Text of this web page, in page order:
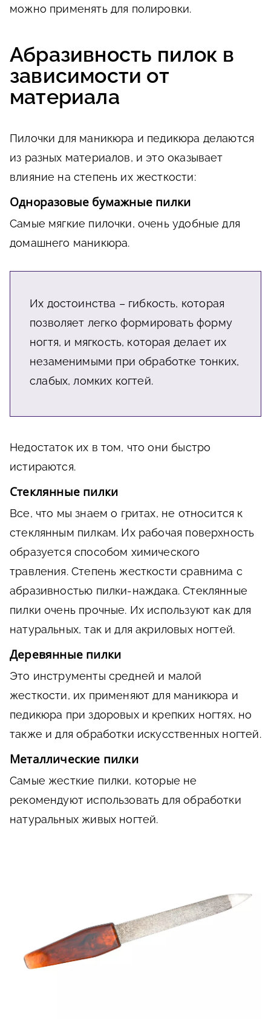
можно применять для полировки.
Абразивность пилок в
зависимости от
материала
Пилочки для маникюра и педикюра делаются
из разных материалов, и это оказывает
влияние на степень их жесткости:
Одноразовые бумажные пилки
Самые мягкие пилочки, очень удобные для
домашнего маникюра.
Их достоинства – гибкость, которая
позволяет легко формировать форму
ногтя, и мягкость, которая делает их
незаменимыми при обработке тонких,
слабых, ломких когтей.
Недостаток их в том, что они быстро
истираются.
Стеклянные пилки
Все, что мы знаем о гритах, не относится к
стеклянным пилкам. Их рабочая поверхность
образуется способом химического
травления. Степень жесткости сравнима с
абразивностью пилки-наждака. Стеклянные
пилки очень прочные. Их используют как для
натуральных, так и для акриловых ногтей.
Деревянные пилки
Это инструменты средней и малой
жесткости, их применяют для маникюра и
педикюра при здоровых и крепких ногтях, но
также и для обработки искусственных ногтей.
Металлические пилки
Самые жесткие пилки, которые не
рекомендуют использовать для обработки
натуральных живых ногтей.